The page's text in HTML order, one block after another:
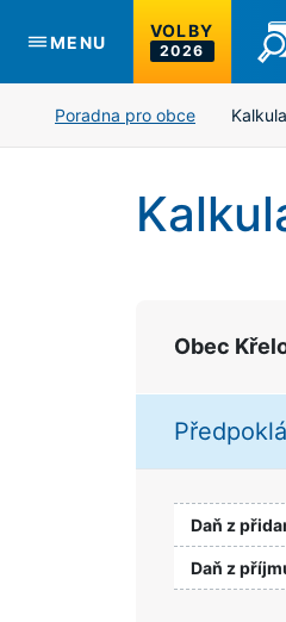
MENU
VOLBY
2026
Poradna pro obce
Obec
Daň z
Daň z